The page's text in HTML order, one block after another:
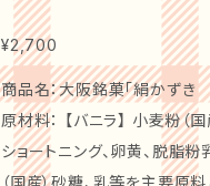
届けする「絹笠 茶の友」は
り物として、ぜひお使いください。 ぜひ、【送料無料 絹笠 茶の友 8個入】をお試しください！あ
な瞬間を、特別な和菓子で彩
徴。全国菓子大博覧会で数々の
目と共に、食べると口の中で
や、大阪のお土産としても喜
ただける逸品です。 店主の声 「御菓子處」では、長年培った技術と伝統を大切にしながら、ひとつひとつ
丁寧に和菓子を製造しており
【商品詳細】 絹かずきは、ひ
味 和菓子 ～ギフト・手土産・御祝
¥2,700
商品名：大阪銘菓「絹かず
原材料： 【バニラ】 小麦粉（
ショートニング、卵黄、脱脂粉乳、
（国産）砂糖、乳等を主要原